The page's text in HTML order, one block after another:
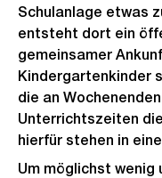
Schulanlage etwas
entsteht dort ein
gemeinsamer
Kindergartenkinder
die an
Unterrichtszeiten
hierfür stehen in
Um möglichst